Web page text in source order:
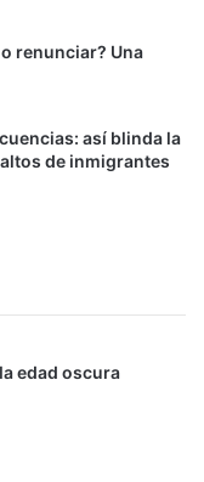
renunciar? Una
así blinda la
de inmigrantes
edad oscura